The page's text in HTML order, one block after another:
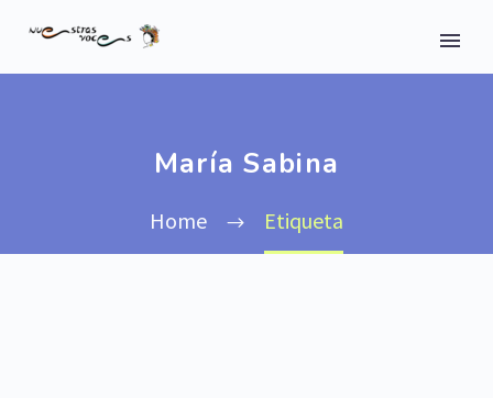
María Sabina
Home Etiqueta